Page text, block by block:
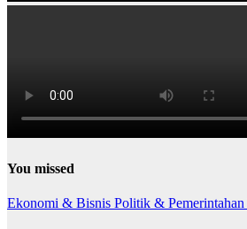
You missed
Ekonomi & Bisnis Politik & Pemerintahan